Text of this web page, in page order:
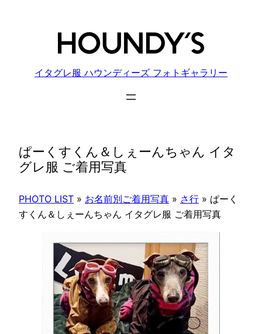
イタグレ服 ハウンディーズ フォトギャラリー
ぱーくすくん＆しぇーんちゃん イタ
グレ服 ご着用写真
PHOTO LIST » お名前別ご着用写真 » さ行 » ぱーく
すくん＆しぇーんちゃん イタグレ服 ご着用写真